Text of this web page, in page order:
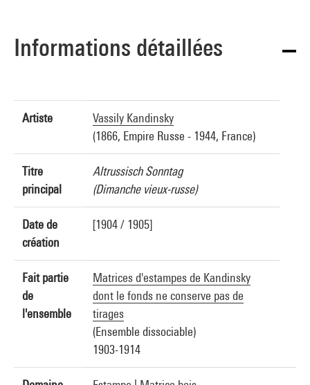
Informations détaillées
Artiste
Vassily Kandinsky
(1866, Empire Russe - 1944, France)
Titre
principal
Altrussisch Sonntag
(Dimanche vieux-russe)
Date de
création
[1904 / 1905]
Fait partie
de
l'ensemble
Matrices d'estampes de Kandinsky
dont le fonds ne conserve pas de
tirages
(Ensemble dissociable)
1903-1914